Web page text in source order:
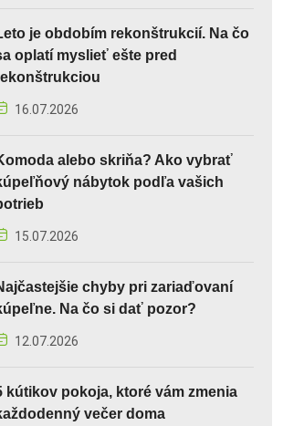
je obdobím rekonštrukcií. Na čo
oplatí myslieť ešte pred
16.07.2026
alebo skriňa? Ako vybrať
nábytok podľa vašich
15.07.2026
chyby pri zariaďovaní
Na čo si dať pozor?
12.07.2026
kútikov pokoja, ktoré vám zmenia
večer doma